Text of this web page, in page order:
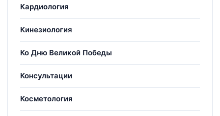
Кардиология
Кинезиология
Ко Дню Великой Победы
Консультации
Косметология